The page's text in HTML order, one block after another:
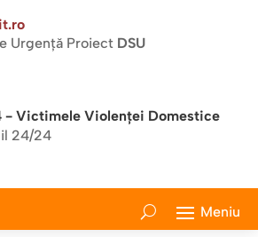
Urgență Proiect DSU
- Victimele Violenței Domestice
24/24